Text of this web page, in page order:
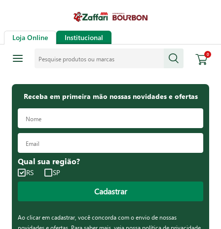
Loja Online Institucional
0
Receba em primeira mão nossas novidades e ofertas
Qual sua região?
RS SP
Cadastrar
Ao clicar em cadastrar, você concorda com o envio de nossas